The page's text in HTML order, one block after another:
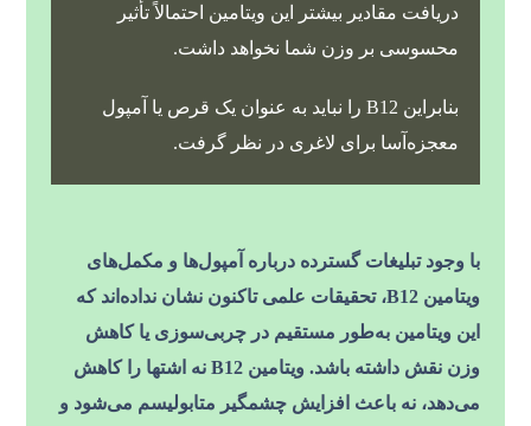
دریافت مقادیر بیشتر این ویتامین احتمالاً تأثیر
محسوسی بر وزن شما نخواهد داشت.
بنابراین B12 را نباید به عنوان یک قرص یا آمپول
معجزه‌آسا برای لاغری در نظر گرفت.
با وجود تبلیغات گسترده درباره آمپول‌ها و مکمل‌های
ویتامین B12، تحقیقات علمی تاکنون نشان نداده‌اند که
این ویتامین به‌طور مستقیم در چربی‌سوزی یا کاهش
وزن نقش داشته باشد. ویتامین B12 نه اشتها را کاهش
می‌دهد، نه باعث افزایش چشمگیر متابولیسم می‌شود و